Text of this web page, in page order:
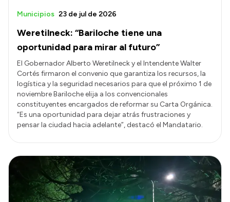
Weretilneck: “Bariloche tiene una
oportunidad para mirar al futuro”
Municipios 23 de jul de 2026
El Gobernador Alberto Weretilneck y el Intendente Walter
Cortés firmaron el convenio que garantiza los recursos, la
logística y la seguridad necesarios para que el próximo 1 de
noviembre Bariloche elija a los convencionales
constituyentes encargados de reformar su Carta Orgánica.
“Es una oportunidad para dejar atrás frustraciones y
pensar la ciudad hacia adelante”, destacó el Mandatario.